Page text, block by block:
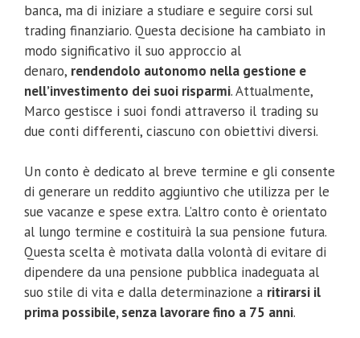
banca, ma di iniziare a studiare e seguire corsi sul
trading finanziario. Questa decisione ha cambiato in
modo significativo il suo approccio al
denaro, rendendolo autonomo nella gestione e
nell’investimento dei suoi risparmi. Attualmente,
Marco gestisce i suoi fondi attraverso il trading su
due conti differenti, ciascuno con obiettivi diversi.
Un conto è dedicato al breve termine e gli consente
di generare un reddito aggiuntivo che utilizza per le
sue vacanze e spese extra. L’altro conto è orientato
al lungo termine e costituirà la sua pensione futura.
Questa scelta è motivata dalla volontà di evitare di
dipendere da una pensione pubblica inadeguata al
suo stile di vita e dalla determinazione a ritirarsi il
prima possibile, senza lavorare fino a 75 anni.